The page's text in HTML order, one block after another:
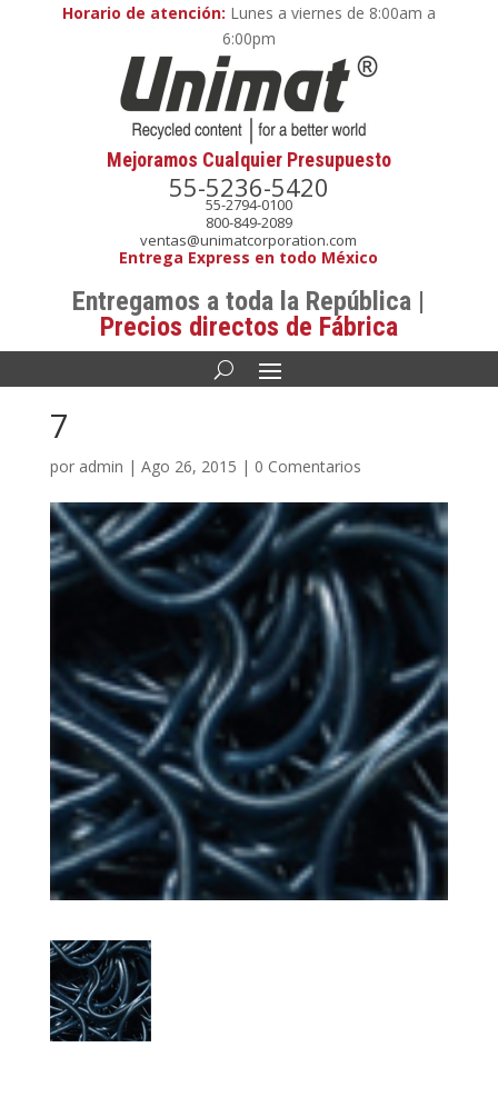
Horario de atención: Lunes a viernes de 8:00am a
6:00pm
Mejoramos Cualquier Presupuesto
55-5236-5420
55-2794-0100
800-849-2089
ventas@unimatcorporation.com
Entrega Express en todo México
Entregamos a toda la República |
Precios directos de Fábrica
7
por admin | Ago 26, 2015 | 0 Comentarios